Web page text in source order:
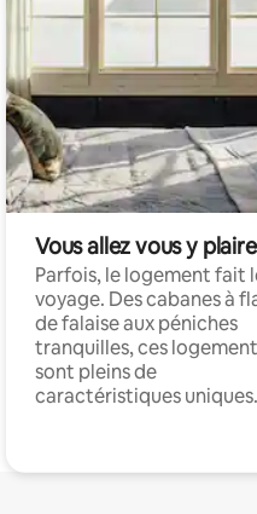
Vous allez vous y plaire
Parfois, le logement fait
voyage. Des cabanes à
de falaise aux péniches
tranquilles, ces
sont pleins de
caractéristiques uniques.